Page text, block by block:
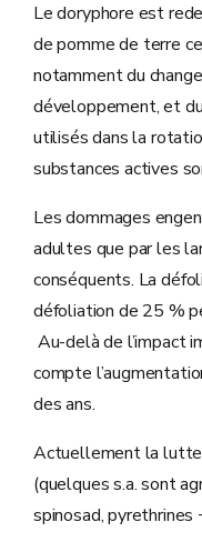
Le doryphore est
de pomme de terre
notamment du
développement, et
utilisés dans la
substances actives
Les dommages
adultes que par les
conséquents. La
défoliation de 25 %
Au-delà de l’impact
compte
des ans.
Actuellement la
(quelques s.a. sont
spinosad, pyrethrines